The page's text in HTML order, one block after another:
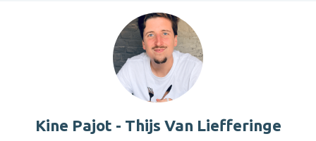
Kine Pajot - Thijs Van Liefferinge